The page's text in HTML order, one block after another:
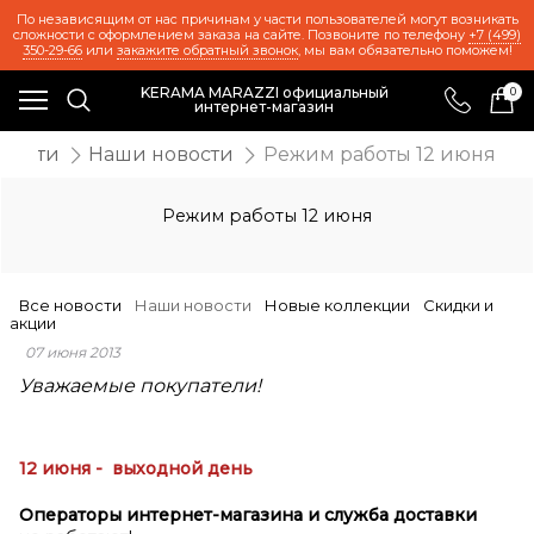
По независящим от нас причинам у части пользователей могут возникать
сложности с оформлением заказа на сайте. Позвоните по телефону +7 (499)
350-29-66или закажите обратный звонок, мы вам обязательно поможем!
KERAMA MARAZZI официальный
интернет-магазин
0
Наши новости Режим работы 12 июня
Режим работы 12 июня
Все новости Наши новости Новые коллекции
Скидки и
акции
07 июня 2013
Уважаемые покупатели!
12 июня - выходной день
Операторы интернет-магазина и служба доставки